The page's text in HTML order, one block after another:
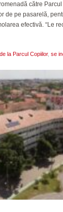
către
de pe pasarelă,
efectivă. “Le
la Parcul Copiilor, se